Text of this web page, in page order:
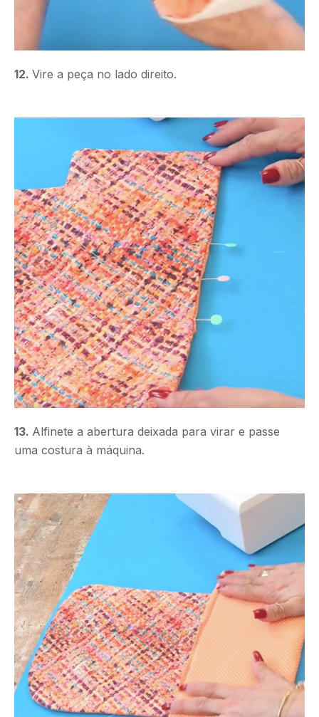
12. Vire a peça no lado direito.
13. Alfinete a abertura deixada para virar e passe
uma costura à máquina.